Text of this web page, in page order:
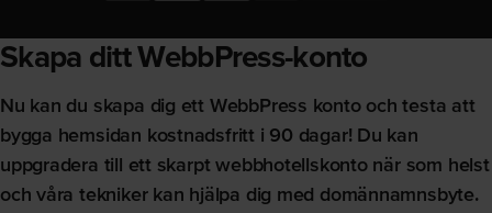
Skapa ditt WebbPress-konto
Nu kan du skapa dig ett WebbPress konto och testa att
bygga hemsidan kostnadsfritt i 90 dagar! Du kan
uppgradera till ett skarpt webbhotellskonto när som helst
och våra tekniker kan hjälpa dig med domännamnsbyte.